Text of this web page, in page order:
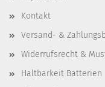
Kontakt
Versand- &
Widerrufsrecht &
Haltbarkeit Batterien